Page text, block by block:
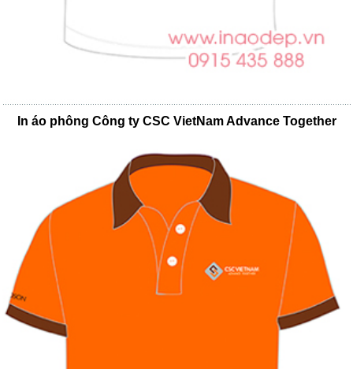
In áo phông Công ty CSC VietNam Advance Together